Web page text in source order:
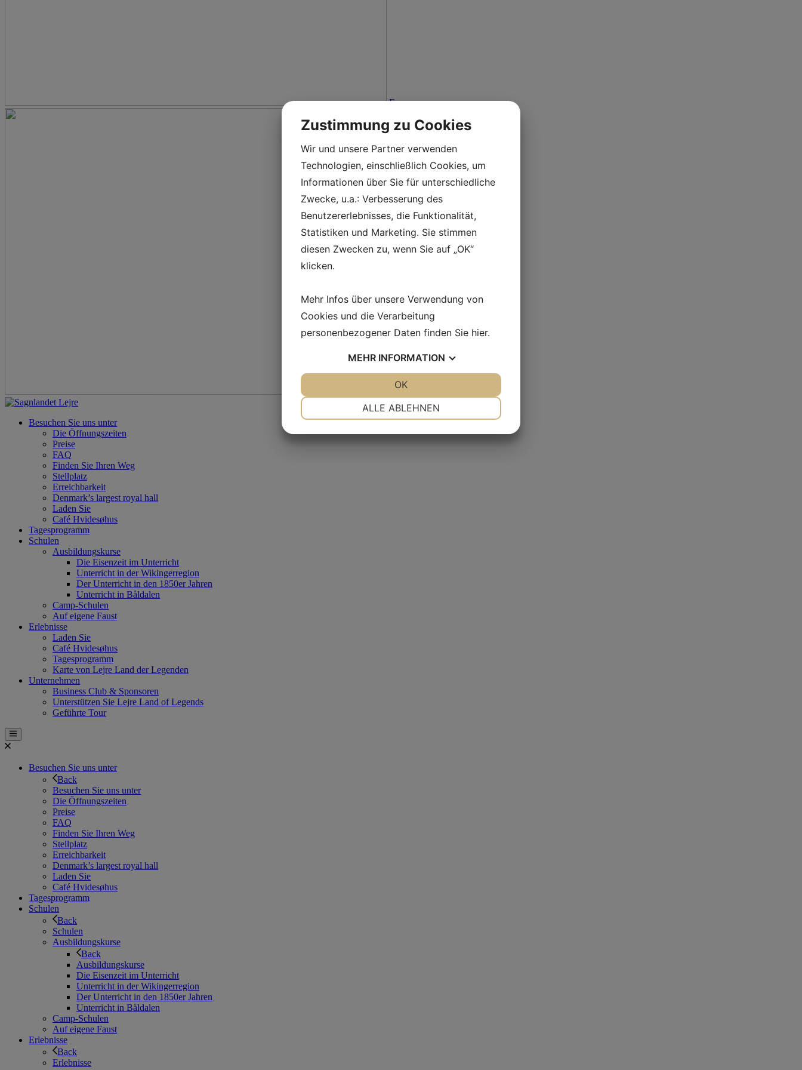
En
Fr
Besuchen Sie uns unter
Die Öffnungszeiten
Preise
FAQ
Finden Sie Ihren Weg
Stellplatz
Erreichbarkeit
Denmark’s largest royal hall
Laden Sie
Café Hvidesøhus
Tagesprogramm
Schulen
Ausbildungskurse
Die Eisenzeit im Unterricht
Unterricht in der Wikingerregion
Der Unterricht in den 1850er Jahren
Unterricht in Båldalen
Camp-Schulen
Auf eigene Faust
Erlebnisse
Laden Sie
Café Hvidesøhus
Tagesprogramm
Karte von Lejre Land der Legenden
Unternehmen
Business Club & Sponsoren
Unterstützen Sie Lejre Land of Legends
Geführte Tour
Besuchen Sie uns unter
Back
Besuchen Sie uns unter
Die Öffnungszeiten
Preise
FAQ
Finden Sie Ihren Weg
Stellplatz
Erreichbarkeit
Denmark’s largest royal hall
Laden Sie
Café Hvidesøhus
Tagesprogramm
Schulen
Back
Schulen
Ausbildungskurse
Back
Ausbildungskurse
Die Eisenzeit im Unterricht
Unterricht in der Wikingerregion
Der Unterricht in den 1850er Jahren
Unterricht in Båldalen
Camp-Schulen
Auf eigene Faust
Erlebnisse
Back
Erlebnisse
Zustimmung zu Cookies
Wir und unsere Partner verwenden
Technologien, einschließlich Cookies, um
Informationen über Sie für unterschiedliche
Zwecke, u.a.: Verbesserung des
Benutzererlebnisses, die Funktionalität,
Statistiken und Marketing. Sie stimmen
diesen Zwecken zu, wenn Sie auf „OK“
klicken.
Mehr Infos über unsere Verwendung von
Cookies und die Verarbeitung
personenbezogener Daten finden Sie hier.
MEHR INFORMATION
ALLE ABLEHNEN
OK